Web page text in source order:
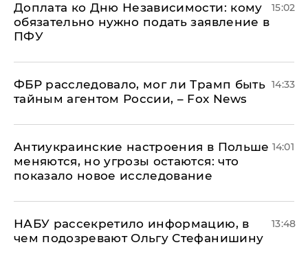
Доплата ко Дню Независимости: кому
обязательно нужно подать заявление в
ПФУ
15:02
ФБР расследовало, мог ли Трамп быть
тайным агентом России, – Fox News
14:33
Антиукраинские настроения в Польше
меняются, но угрозы остаются: что
показало новое исследование
14:01
НАБУ рассекретило информацию, в
чем подозревают Ольгу Стефанишину
13:48